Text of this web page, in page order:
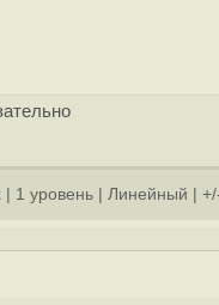
1 уровень Линейный